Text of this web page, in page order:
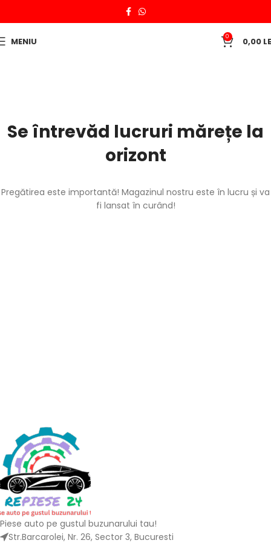
MENIU 0 0,00
Se întrevăd lucruri mărețe la
orizont
Pregătirea este importantă! Magazinul nostru este în lucru și va
fi lansat în curând!
Piese auto pe gustul buzunarului tau!
Str.Barcarolei, Nr. 26, Sector 3, Bucuresti